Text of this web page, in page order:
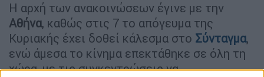
Η αρχή των ανακοινώσεων έγινε με την
Αθήνα, καθώς στις 7 το απόγευμα της
Κυριακής έχει δοθεί κάλεσμα στο Σύνταγμα,
ενώ άμεσα το κίνημα επεκτάθηκε σε όλη τη
χώρα, με τις συγκεντρώσεις να